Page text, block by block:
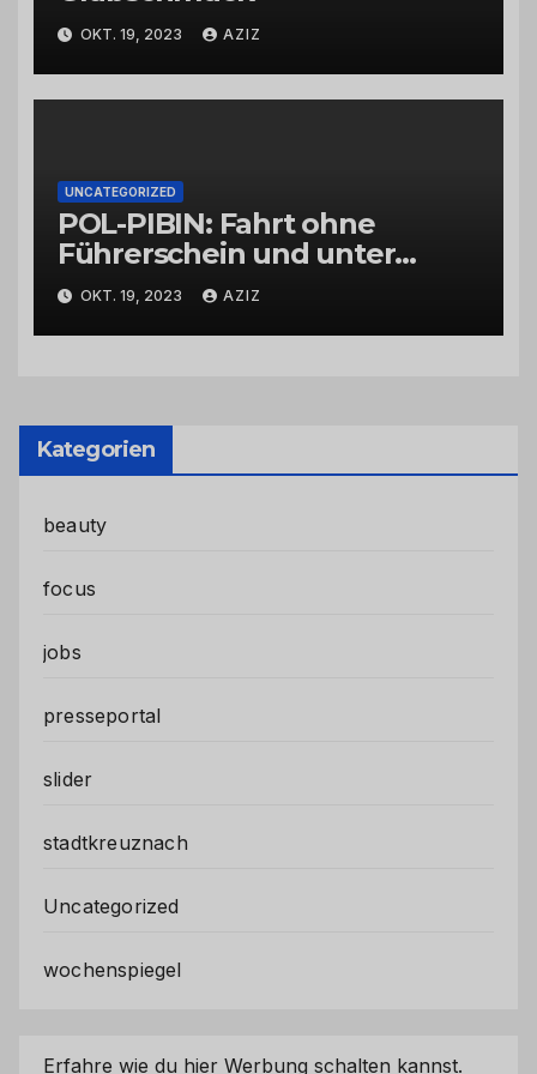
OKT. 19, 2023 AZIZ
UNCATEGORIZED
POL-PIBIN: Fahrt ohne
Führerschein und unter
Einfluss von Drogen
OKT. 19, 2023 AZIZ
Kategorien
beauty
focus
jobs
presseportal
slider
stadtkreuznach
Uncategorized
wochenspiegel
Erfahre wie du hier Werbung schalten kannst.